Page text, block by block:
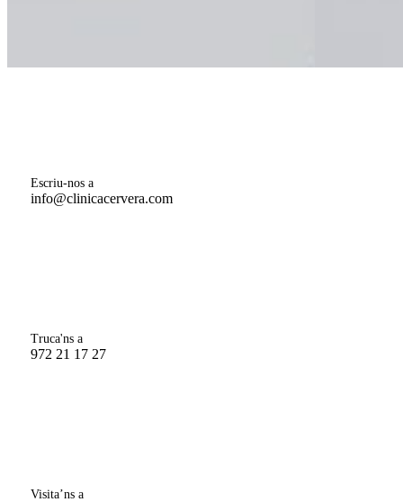
Escriu-nos a
info@clinicacervera.com
Truca'ns a
972 21 17 27
Visita’ns a